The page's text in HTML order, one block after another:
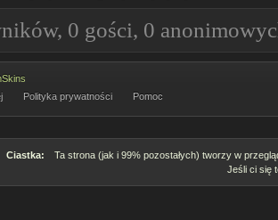
0 gości, 0
Polityka prywatności Pomoc
Ciastka:
Ta strona (jak i 99% pozostałych) tworzy w
Jeśli ci się